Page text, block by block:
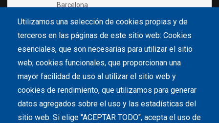
Barcelona
VISÍTANOS CON CITA PRÉVIA
Carrer de Pintor Velázquez 4 B2 Nave 28
LLÁMANOS
Utilizamos una selección de cookies propias y de
terceros en las páginas de este sitio web: Cookies
esenciales, que son necesarias para utilizar el sitio
web; cookies funcionales, que proporcionan una
mayor facilidad de uso al utilizar el sitio web y
cookies de rendimiento, que utilizamos para generar
datos agregados sobre el uso y las estadísticas del
sitio web. Si elige "ACEPTAR TODO", acepta el uso de